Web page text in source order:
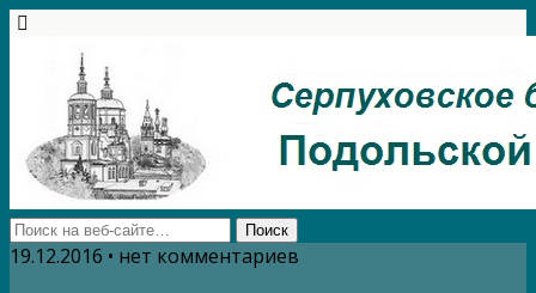
19.12.2016 • нет комментариев